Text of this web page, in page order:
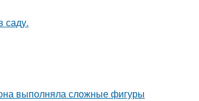
саду.
выполняла сложные фигуры